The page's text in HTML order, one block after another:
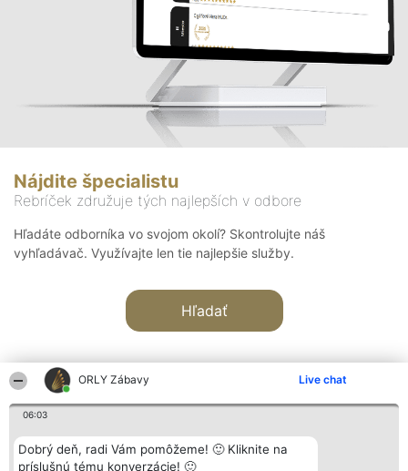
ORLY Zábavy Live chat
06:03
Dobrý deň, radi Vám pomôžeme! 🙂 Kliknite na
príslušnú tému konverzácie! 🙂
Nájdite špecialistu
Rebríček združuje tých najlepších v odbore
Hľadáte odborníka vo svojom okolí? Skontrolujte náš
vyhľadávač. Využívajte len tie najlepšie služby.
Hľadať
Organizátor hodnotenia
Bright Side Solutions sp. z o.
Hodnotenie
Laureáti
Kontakt
Kontakt